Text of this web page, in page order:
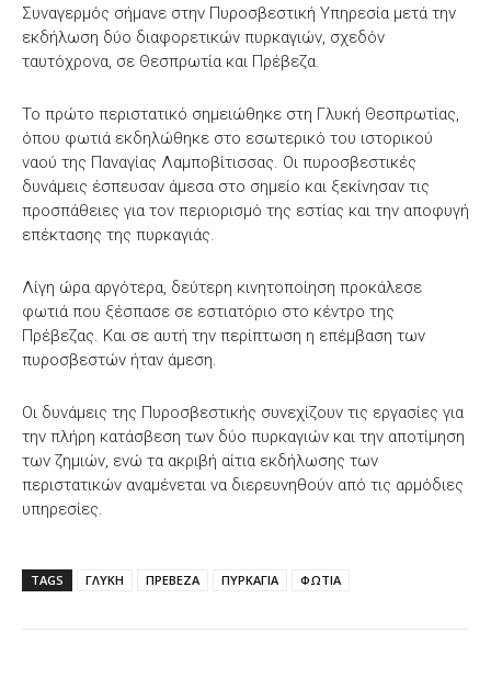
Συναγερμός σήμανε στην Πυροσβεστική Υπηρεσία μετά την
εκδήλωση δύο διαφορετικών πυρκαγιών, σχεδόν
ταυτόχρονα, σε Θεσπρωτία και Πρέβεζα.
Το πρώτο περιστατικό σημειώθηκε στη Γλυκή Θεσπρωτίας,
όπου φωτιά εκδηλώθηκε στο εσωτερικό του ιστορικού
ναού της Παναγίας Λαμποβίτισσας. Οι πυροσβεστικές
δυνάμεις έσπευσαν άμεσα στο σημείο και ξεκίνησαν τις
προσπάθειες για τον περιορισμό της εστίας και την αποφυγή
επέκτασης της πυρκαγιάς.
Λίγη ώρα αργότερα, δεύτερη κινητοποίηση προκάλεσε
φωτιά που ξέσπασε σε εστιατόριο στο κέντρο της
Πρέβεζας. Και σε αυτή την περίπτωση η επέμβαση των
πυροσβεστών ήταν άμεση.
Οι δυνάμεις της Πυροσβεστικής συνεχίζουν τις εργασίες για
την πλήρη κατάσβεση των δύο πυρκαγιών και την αποτίμηση
των ζημιών, ενώ τα ακριβή αίτια εκδήλωσης των
περιστατικών αναμένεται να διερευνηθούν από τις αρμόδιες
υπηρεσίες.
TAGS ΓΛΥΚΗ ΠΡΕΒΕΖΑ ΠΥΡΚΑΓΙΑ ΦΩΤΙΑ